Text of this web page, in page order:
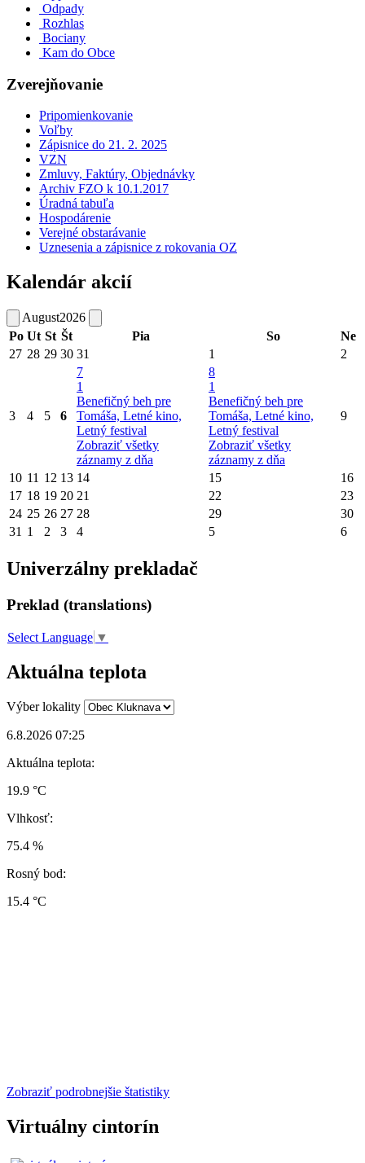
Odpady
Rozhlas
Bociany
Kam do Obce
Zverejňovanie
Pripomienkovanie
Voľby
Zápisnice do 21. 2. 2025
VZN
Zmluvy, Faktúry, Objednávky
Archiv FZO k 10.1.2017
Úradná tabuľa
Hospodárenie
Verejné obstarávanie
Uznesenia a zápisnice z rokovania OZ
Kalendár akcií
August2026
Po Ut St Št Pia So
Ne
27 28 29 30 31 1 2
3 4 5 6
7
1
Benefičný beh pre
Tomáša, Letné kino,
Letný festival
Zobraziť všetky
záznamy z dňa
8
1
Benefičný beh pre
Tomáša, Letné kino,
Letný festival
Zobraziť všetky
záznamy z dňa
9
10 11 12 13 14 15
16
17 18 19 20 21 22
23
24 25 26 27 28 29
30
31 1 2 3 4 5 6
Univerzálny prekladač
Preklad (translations)
Select Language ▼
Aktuálna teplota
Výber lokality
6.8.2026 07:25
Aktuálna teplota:
19.9 °C
Vlhkosť:
75.4 %
Rosný bod:
15.4 °C
Zobraziť podrobnejšie štatistiky
Virtuálny cintorín